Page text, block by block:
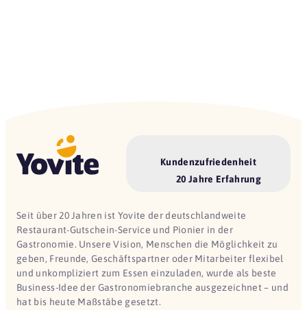
Kundenzufriedenheit
20 Jahre Erfahrung
Seit über 20 Jahren ist Yovite der deutschlandweite
Restaurant-Gutschein-Service und Pionier in der
Gastronomie. Unsere Vision, Menschen die Möglichkeit zu
geben, Freunde, Geschäftspartner oder Mitarbeiter flexibel
und unkompliziert zum Essen einzuladen, wurde als beste
Business-Idee der Gastronomiebranche ausgezeichnet – und
hat bis heute Maßstäbe gesetzt.